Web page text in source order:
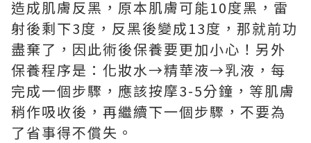
造成肌膚反黑，原本肌膚可能10度黑，雷
射後剩下3度，反黑後變成13度，那就前功
盡棄了，因此術後保養要更加小心！另外
保養程序是：化妝水→精華液→乳液，每
完成一個步驟，應該按摩3-5分鐘，等肌膚
稍作吸收後，再繼續下一個步驟，不要為
了省事得不償失。